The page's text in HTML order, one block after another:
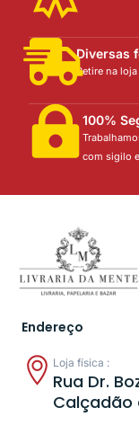
Diversas
Retire na
100%
com sigilo
Endereço
Loja física :
Rua Dr.
Calçadão